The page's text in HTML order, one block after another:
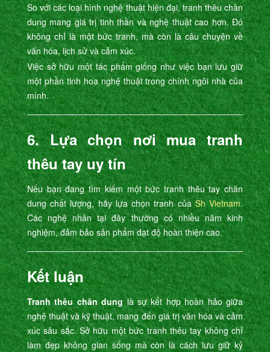
So với các loại hình nghệ thuật hiện đại, tranh thêu chân
dung mang giá trị tinh thần và nghệ thuật cao hơn. Đó
không chỉ là một bức tranh, mà còn là câu chuyện về
văn hóa, lịch sử và cảm xúc.
Việc sở hữu một tác phẩm giống như việc bạn lưu giữ
một phần tinh hoa nghệ thuật trong chính ngôi nhà của
mình.
6. Lựa chọn nơi mua tranh
thêu tay uy tín
Nếu bạn đang tìm kiếm một bức tranh thêu tay chân
dung chất lượng, hãy lựa chọn tranh củaSh Vietnam.
Các nghệ nhân tại đây thường có nhiều năm kinh
nghiệm, đảm bảo sản phẩm đạt độ hoàn thiện cao.
Kết luận
Tranh thêu chân dunglà sự kết hợp hoàn hảo giữa
nghệ thuật và kỹ thuật, mang đến giá trị văn hóa và cảm
xúc sâu sắc. Sở hữu một bức tranh thêu tay không chỉ
làm đẹp không gian sống mà còn là cách lưu giữ kỷ